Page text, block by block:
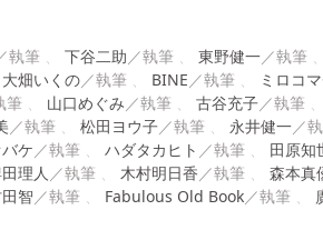
下谷二助 東野健一
大畑いくの BINE
ミロコ
山口めぐみ
古谷充子
松田ヨウ子
永井健一
ケ ハダタカヒト
田原知
理人 木村明日香
森本真
智 Fabulous Old Book